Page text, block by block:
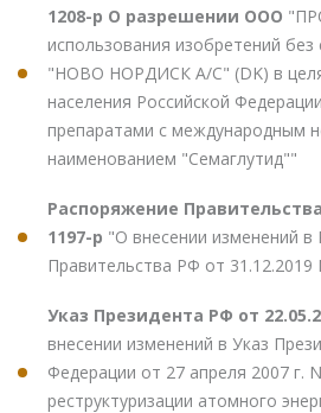
1208-р О разрешении ООО
использования изобретений без
"НОВО НОРДИСК А/С" (DK) в
населения Российской
препаратами с международным
наименованием "Семаглутид""
Распоряжение
1197-р "О внесении изменений в
Правительства РФ от 31.12.2019
Указ Президента РФ от
внесении изменений в Указ
Федерации от 27 апреля 2007 г.
реструктуризации атомного